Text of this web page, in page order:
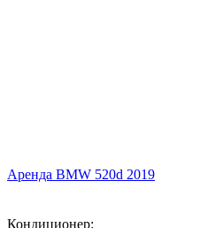
Аренда BMW 520d 2019
Кондиционер: